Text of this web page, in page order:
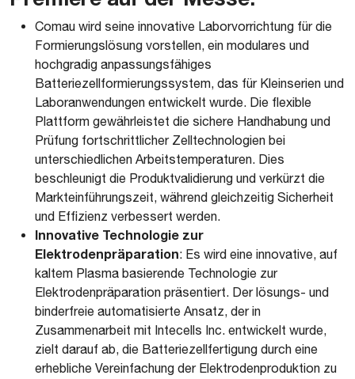
Comau wird seine innovative Laborvorrichtung für die
Formierungslösung vorstellen, ein modulares und
hochgradig anpassungsfähiges
Batteriezellformierungssystem, das für Kleinserien und
Laboranwendungen entwickelt wurde. Die flexible
Plattform gewährleistet die sichere Handhabung und
Prüfung fortschrittlicher Zelltechnologien bei
unterschiedlichen Arbeitstemperaturen. Dies
beschleunigt die Produktvalidierung und verkürzt die
Markteinführungszeit, während gleichzeitig Sicherheit
und Effizienz verbessert werden.
Innovative Technologie zur
Elektrodenpräparation: Es wird eine innovative, auf
kaltem Plasma basierende Technologie zur
Elektrodenpräparation präsentiert. Der lösungs- und
binderfreie automatisierte Ansatz, der in
Zusammenarbeit mit Intecells Inc. entwickelt wurde,
zielt darauf ab, die Batteriezellfertigung durch eine
erhebliche Vereinfachung der Elektrodenproduktion zu